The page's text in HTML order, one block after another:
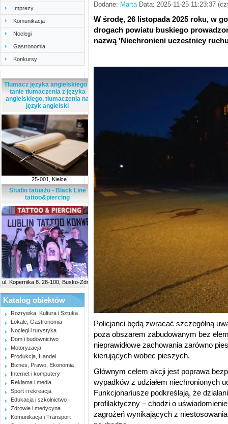
Imprezy
Komunikacja
Noclegi
Gastronomia
Konkursy
Tłumacz języka angielskiego -
tanie tłumaczenia z języka
angielskiego, tłumaczenia na
język angielski
. 25-001, Kielce
Studio tatuażu - Black Line
tattoo&piercing
ul. Kopernika 8. 28-100, Busko-Zdrój
Katalog obiektów
Rozrywka, Kultura i Sztuka
Lokale, Gastronomia
Noclegi i turystyka
Dom i budownictwo
Motoryzacja
Produkcja, Handel
Biznes, Prawo, Ekonomia
Internet i komputery
Reklama i media
Sport i rekreacja
Edukacja i szkolnictwo
Zdrowie i medycyna
Komunikacja i Transport
Dodane: MartaData: 2025-11-25 11:23:37
W środę, 26 listopada 2025 roku, w
drogach powiatu buskiego
nazwą 'Niechronieni uczestnicy
Policjanci będą zwracać szczególną
poza obszarem zabudowanym bez
nieprawidłowe zachowania zarówno
kierujących wobec pieszych.
Głównym celem akcji jest poprawa
wypadków z udziałem niechronionych
Funkcjonariusze podkreślają, że
profilaktyczny – chodzi o
zagrożeń wynikających z